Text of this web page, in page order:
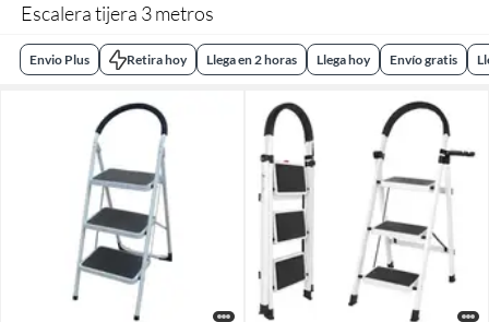
Escalera tijera 3 metros
Envio Plus Retira hoy Llega en 2 horas Llega hoy Envío gratis